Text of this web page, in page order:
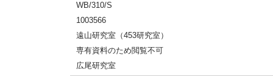
WB/310/S
1003566
遠山研究室（453研究室）
専有資料のため閲覧不可
広尾研究室